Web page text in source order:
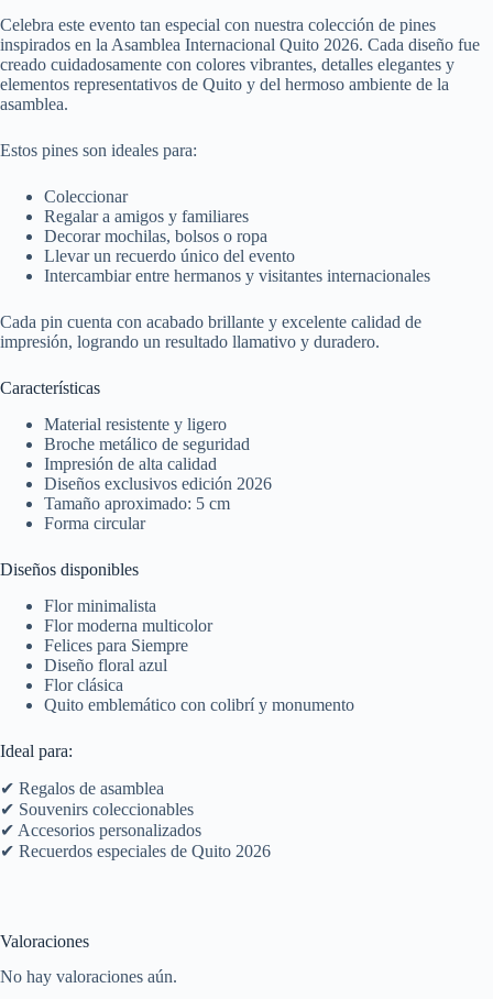
Celebra este evento tan especial con nuestra colección de pines
inspirados en la Asamblea Internacional Quito 2026. Cada diseño fue
creado cuidadosamente con colores vibrantes, detalles elegantes y
elementos representativos de Quito y del hermoso ambiente de la
asamblea.
Estos pines son ideales para:
Coleccionar
Regalar a amigos y familiares
Decorar mochilas, bolsos o ropa
Llevar un recuerdo único del evento
Intercambiar entre hermanos y visitantes internacionales
Cada pin cuenta con acabado brillante y excelente calidad de
impresión, logrando un resultado llamativo y duradero.
Características
Material resistente y ligero
Broche metálico de seguridad
Impresión de alta calidad
Diseños exclusivos edición 2026
Tamaño aproximado: 5 cm
Forma circular
Diseños disponibles
Flor minimalista
Flor moderna multicolor
Felices para Siempre
Diseño floral azul
Flor clásica
Quito emblemático con colibrí y monumento
Ideal para:
✔ Regalos de asamblea
✔ Souvenirs coleccionables
✔ Accesorios personalizados
✔ Recuerdos especiales de Quito 2026
Valoraciones
No hay valoraciones aún.